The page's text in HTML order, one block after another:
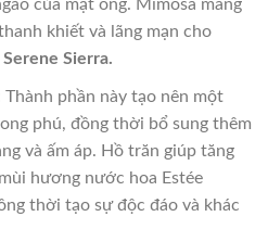
của mật ong. Mimosa mang
khiết và lãng mạn cho
Sierra.
Thành phần này tạo nên một
phú, đồng thời bổ sung thêm
và ấm áp. Hồ trăn giúp tăng
hương nước hoa Estée
thời tạo sự độc đáo và khác